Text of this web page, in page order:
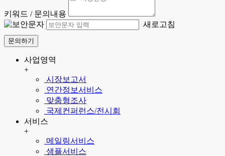
키워드 / 문의내용
새로고침
문의하기
사업영역
+
시장보고서
연간정보서비스
맞춤형조사
국제컨퍼런스/전시회
서비스
+
메일링서비스
샘플서비스